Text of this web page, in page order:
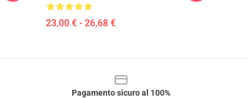
23,00 € - 26,68 €
Pagamento sicuro al 100%